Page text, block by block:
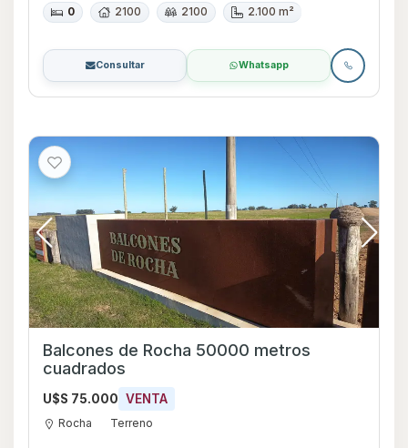
0 2100 2100 2.100 m²
Consultar Whatsapp
Balcones de Rocha 50000 metros
cuadrados
U$S 75.000 VENTA
Rocha Terreno